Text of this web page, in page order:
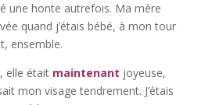
une honte autrefois. Ma mère
quand j’étais bébé, à mon tour
ensemble.
elle était maintenant joyeuse,
mon visage tendrement. J’étais